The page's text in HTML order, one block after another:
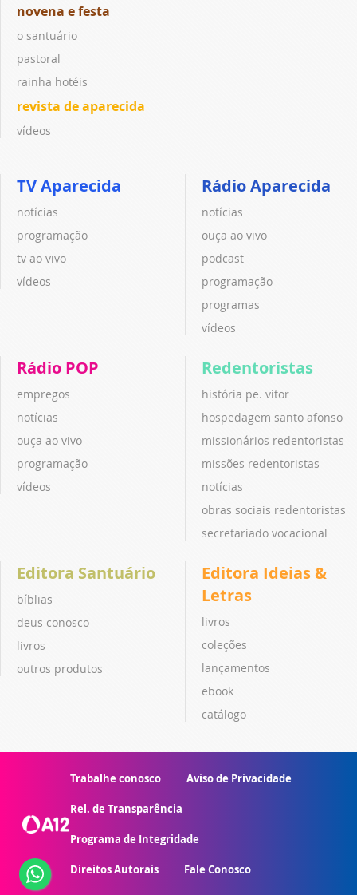
novena e festa
o santuário
pastoral
rainha hotéis
revista de aparecida
vídeos
TV Aparecida
notícias
programação
tv ao vivo
vídeos
Rádio Aparecida
notícias
ouça ao vivo
podcast
programação
programas
vídeos
Rádio POP
empregos
notícias
ouça ao vivo
programação
vídeos
Redentoristas
história pe. vitor
hospedagem santo afonso
missionários redentoristas
missões redentoristas
notícias
obras sociais redentoristas
secretariado vocacional
Editora Santuário
bíblias
deus conosco
livros
outros produtos
Editora Ideias &
Letras
livros
coleções
lançamentos
ebook
catálogo
Trabalhe conosco Aviso de Privacidade
Rel. de Transparência
Programa de Integridade
Direitos Autorais Fale Conosco